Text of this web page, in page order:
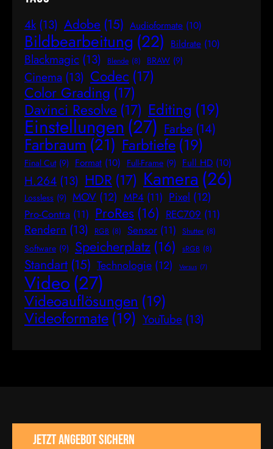
4k (13) Adobe (15) Audioformate (10)
Bildbearbeitung (22) Bildrate (10)
Blackmagic (13) Blende (8) BRAW (9)
Cinema (13) Codec (17)
Color Grading (17)
Davinci Resolve (17) Editing (19)
Einstellungen(27) Farbe (14)
Farbraum (21) Farbtiefe (19)
Final Cut (9) Format (10) Full-Frame (9) Full HD (10)
H.264 (13) HDR (17) Kamera (26)
Lossless (9) MOV (12) MP4 (11) Pixel (12)
Pro-Contra (11) ProRes (16) REC709 (11)
Rendern (13) RGB (8) Sensor (11) Shutter (8)
Software (9) Speicherplatz (16) sRGB (8)
Standart (15) Technologie (12) Versus (7)
Video(27)
Videoauflösungen (19)
Videoformate (19) YouTube (13)
Jetzt Angebot sichern